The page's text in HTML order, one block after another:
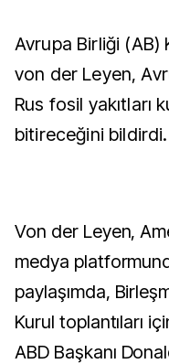
Avrupa Birliği (AB) Komisyonu Başkanı Ursula
von der Leyen,
Rus fosil yakıtları
bitireceğini bildirdi.
Von der Leyen,
medya
paylaşımda,
Kurul toplantıları
ABD Başkanı